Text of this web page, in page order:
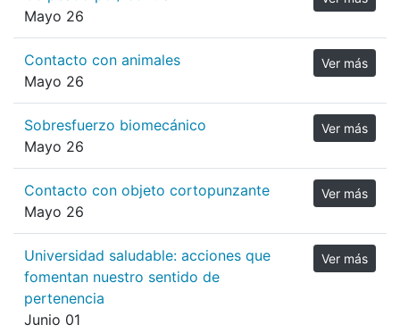
Mayo 26
Contacto con animales
Mayo 26
Ver más
Sobresfuerzo biomecánico
Mayo 26
Ver más
Contacto con objeto cortopunzante
Mayo 26
Ver más
Universidad saludable: acciones que
fomentan nuestro sentido de
pertenencia
Junio 01
Ver más